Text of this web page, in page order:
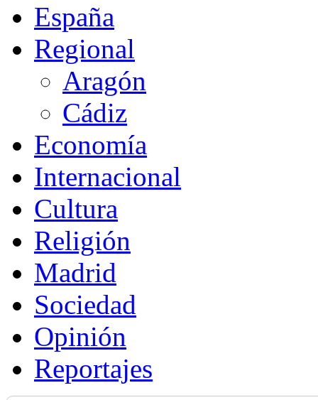
España
Regional
Aragón
Cádiz
Economía
Internacional
Cultura
Religión
Madrid
Sociedad
Opinión
Reportajes